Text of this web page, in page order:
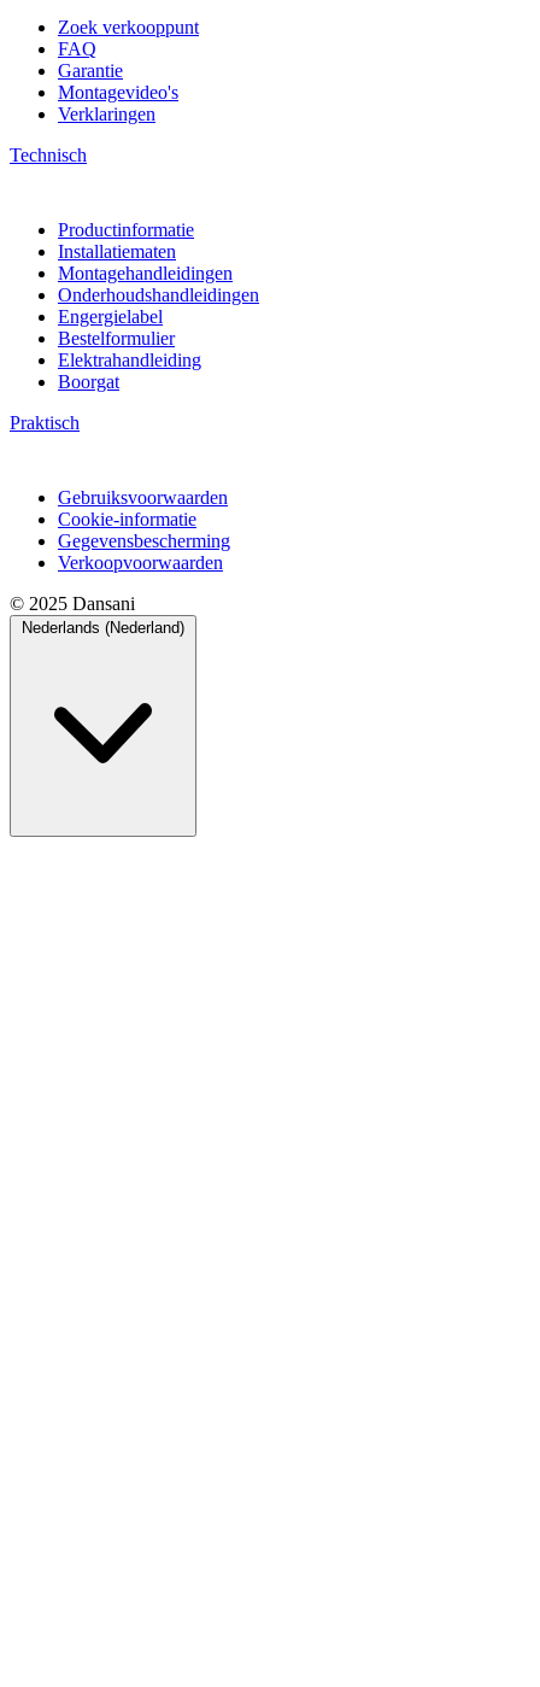
Zoek verkooppunt
FAQ
Garantie
Montagevideo's
Verklaringen
Technisch
Productinformatie
Installatiematen
Montagehandleidingen
Onderhoudshandleidingen
Engergielabel
Bestelformulier
Elektrahandleiding
Boorgat
Praktisch
Gebruiksvoorwaarden
Cookie-informatie
Gegevensbescherming
Verkoopvoorwaarden
© 2025 Dansani
Nederlands (Nederland)